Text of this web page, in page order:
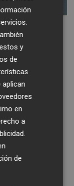
de
proyecto
la última
catenaria,
y
de
aplican
en
a
de